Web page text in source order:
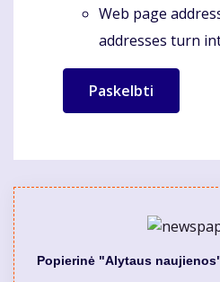
Web page
addresses turn
Popierinė "Alytaus